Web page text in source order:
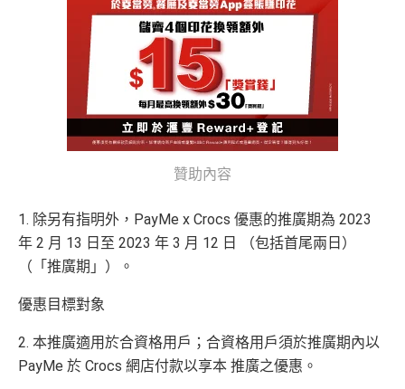
贊助內容
1. 除另有指明外，PayMe x Crocs 優惠的推廣期為 2023
年 2 月 13 日至 2023 年 3 月 12 日 （包括首尾兩日）
（「推廣期」）。
優惠目標對象
2. 本推廣適用於合資格用戶；合資格用戶須於推廣期內以
PayMe 於 Crocs 網店付款以享本 推廣之優惠。